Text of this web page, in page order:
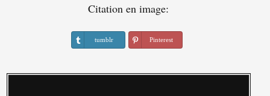
Citation en image:
tumblr Pinterest